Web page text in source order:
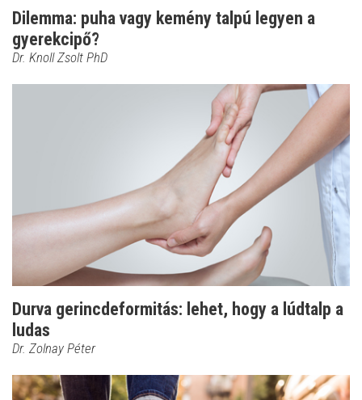
Dilemma: puha vagy kemény talpú legyen a
gyerekcipő?
Dr. Knoll Zsolt PhD
Durva gerincdeformitás: lehet, hogy a lúdtalp a
ludas
Dr. Zolnay Péter